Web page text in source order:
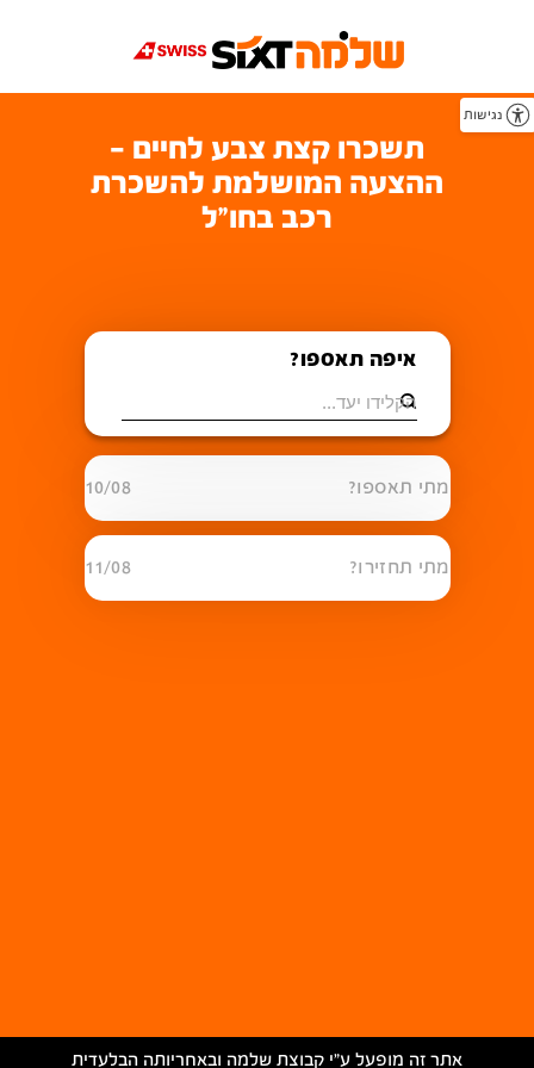
נגישות
תשכרו קצת צבע לחיים -
ההצעה המושלמת להשכרת
רכב בחו"ל
איפה תאספו?
מתי תאספו? 10/08
מתי תחזירו? 11/08
אתר זה מופעל ע״י קבוצת שלמה ובאחריותה הבלעדית